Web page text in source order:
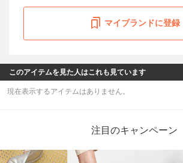
マイブランドに登録
このアイテムを見た人はこれも見ています
現在表示するアイテムはありません。
注目のキャンペーン